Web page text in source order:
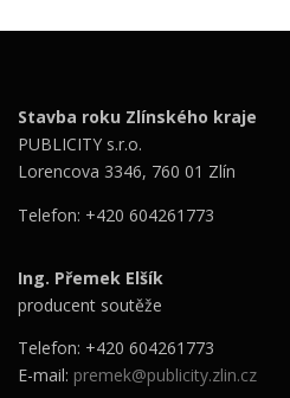
Stavba roku Zlínského kraje
PUBLICITY s.r.o.
Lorencova 3346, 760 01 Zlín
Telefon: +420 604261773
Ing. Přemek Elšík
producent soutěže
Telefon: +420 604261773
E-mail: premek@publicity.zlin.cz